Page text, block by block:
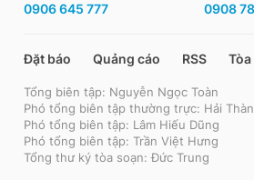
0906 645 777 0908
Đặt báo Quảng cáo RSS
Tổng biên tập: Nguyễn Ngọc Toàn
Phó tổng biên tập thường trực: Hải
Phó tổng biên tập: Lâm Hiếu Dũng
Phó tổng biên tập: Trần Việt Hưng
Tổng thư ký tòa soạn: Đức Trung